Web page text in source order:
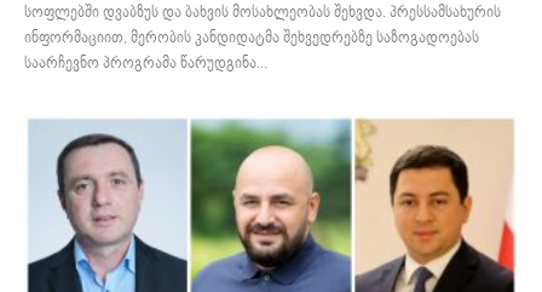
სოფლებში დვაბზუს და ბახვის მოსახლეობას შეხვდა. პრესსამსახურის
ინფორმაციით, მერობის კანდიდატმა შეხვედრებზე საზოგადოებას
საარჩევნო პროგრამა წარუდგინა...